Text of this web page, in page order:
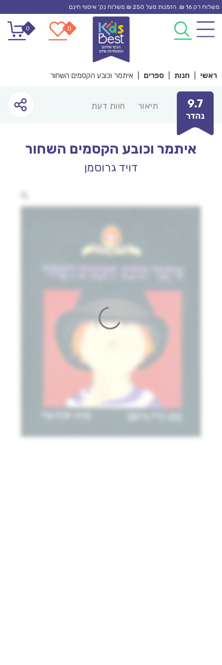
Skip
content
משלוח רק 16 ₪. הזמנות מעל 250 ₪ משלוח נק’ איסוף חינם
0
0
ראשי חנות ספרים איתמר וכובע הקסמים השחור
9.7
נהדר
תיאור חוות דעת
איתמר וכובע הקסמים השחור
דויד גרוסמן